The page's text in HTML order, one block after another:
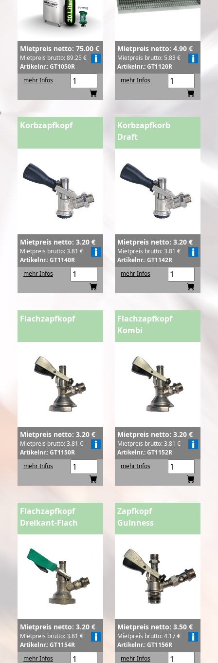
Mietpreis netto: 75.00 €
Mietpreis brutto: 89.25 €
Artikelnr.: GT1050R
mehr Infos
Mietpreis netto: 4.90 €
Mietpreis brutto: 5.83 €
Artikelnr.: GT1120R
mehr Infos
Korbzapfkopf
Mietpreis netto: 3.20 €
Mietpreis brutto: 3.81 €
Artikelnr.: GT1140R
mehr Infos
Korbzapfkorb
Draft
Mietpreis netto: 3.20 €
Mietpreis brutto: 3.81 €
Artikelnr.: GT1142R
mehr Infos
Flachzapfkopf
Mietpreis netto: 3.20 €
Mietpreis brutto: 3.81 €
Artikelnr.: GT1150R
mehr Infos
Flachzapfkopf
Kombi
Mietpreis netto: 3.20 €
Mietpreis brutto: 3.81 €
Artikelnr.: GT1152R
mehr Infos
Flachzapfkopf
Dreikant-Flach
Mietpreis netto: 3.20 €
Mietpreis brutto: 3.81 €
Artikelnr.: GT1154R
mehr Infos
Zapfkopf
Guinness
Mietpreis netto: 3.50 €
Mietpreis brutto: 4.17 €
Artikelnr.: GT1156R
mehr Infos